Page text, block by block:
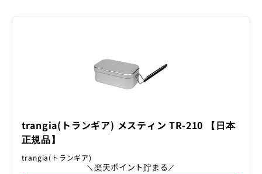
しょう。
trangia(トランギア) メスティン TR-210 【日本
正規品】
trangia(トランギア)
＼ 楽天ポイント貯まる ／